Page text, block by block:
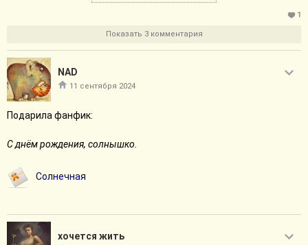
1
Показать 3 комментария
NAD
11 сентября 2024
Подарила фанфик:
С днём рождения, солнышко.
Солнечная
хочется жить